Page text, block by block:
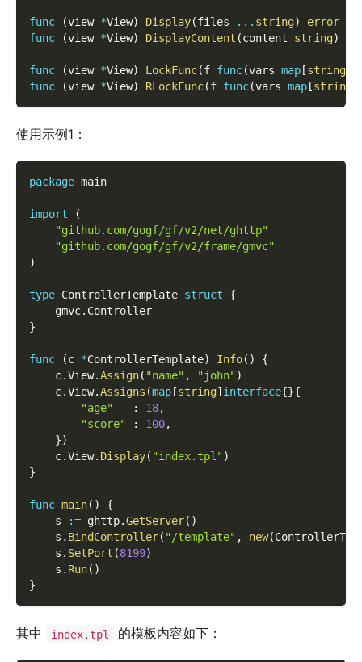
func (view *View) Display(files ... string)
error
func
(view *View) DisplayContent (content string)
func (view *View) LockFunc(f func(vars map [string
func
(view *View) RLockFunc(f func(vars map [string
使用示例1：
package main
import
(
"github.com/gogf/gf/v2/net/ghttp"
"github.com/gogf/gf/v2/frame/gmvc"
)
type ControllerTemplate struct
{
    gmvc
. Controller
}
func (c *ControllerTemplate) Info( )
{
    c
.View.Assign( "name" , "john")
    c
.View.Assigns (map [string] interface{}{
"age"
: 18,
"score"
: 100,
})
    c
.View. Display( "index.tpl")
}
func main( )
{
    s
:= ghttp.GetServer( )
    s
. BindController( "/template" , new(
    s
. SetPort (8199)
    s
. Run( )
}
其中 index.tpl 的模板内容如下：